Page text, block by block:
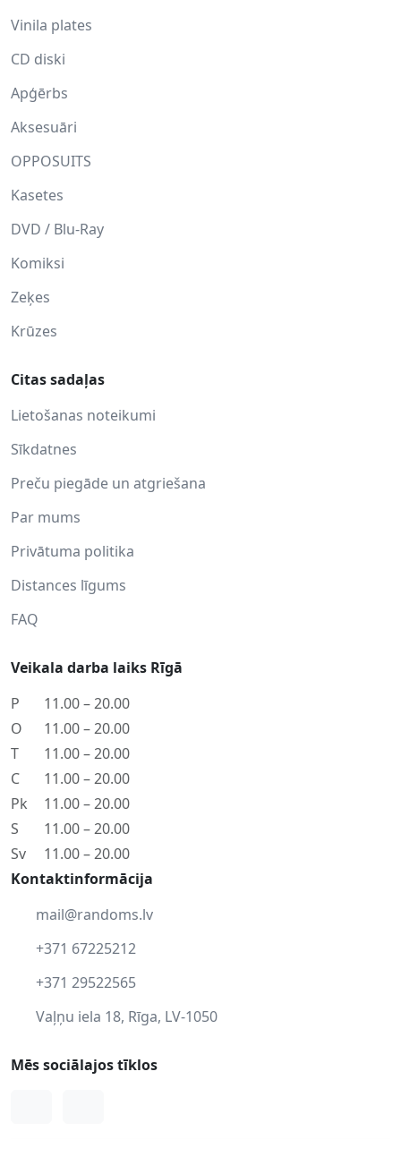
Vinila plates
CD diski
Apģērbs
Aksesuāri
OPPOSUITS
Kasetes
DVD / Blu-Ray
Komiksi
Zeķes
Krūzes
Citas sadaļas
Lietošanas noteikumi
Sīkdatnes
Preču piegāde un atgriešana
Par mums
Privātuma politika
Distances līgums
FAQ
Veikala darba laiks Rīgā
P
11.00 – 20.00
O
11.00 – 20.00
T
11.00 – 20.00
C
11.00 – 20.00
Pk
11.00 – 20.00
S
11.00 – 20.00
Sv
11.00 – 20.00
Kontaktinformācija
mail@randoms.lv
+371 67225212
+371 29522565
Vaļņu iela 18, Rīga, LV-1050
Mēs sociālajos tīklos